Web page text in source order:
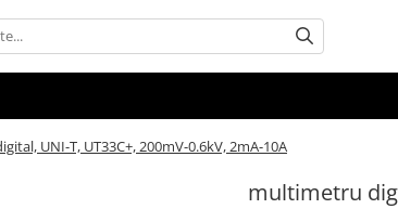
UNI-T, UT33C+, 200mV-0.6kV, 2mA-10A
multimetru